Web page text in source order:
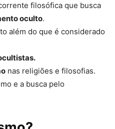
filosófica que busca
oculto.
além do que é considerado
nas religiões e filosofias.
e a busca pelo